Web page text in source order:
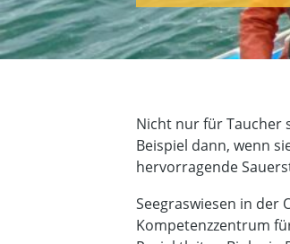
Nicht nur für Taucher
Beispiel dann, wenn
hervorragende
Seegraswiesen in der
Kompetenzzentrum